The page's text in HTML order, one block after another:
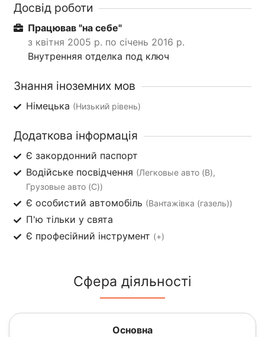
Досвід роботи
Працював "на себе"
з квітня 2005 р. по січень 2016 р.
Внутренняя отделка под ключ
Знання іноземних мов
Німецька (Низький рівень)
Додаткова інформація
Є закордонний паспорт
Водійське посвідчення (Легковые авто (B),
Грузовые авто (C))
Є особистий автомобіль (Вантажівка (газель))
П'ю тільки у свята
Є професійний інструмент (+)
Сфера діяльності
Основна